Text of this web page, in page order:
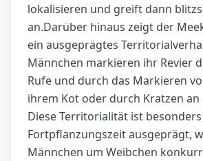
lokalisieren und greift dann
an.Darüber hinaus zeigt der
ein ausgeprägtes
Männchen markieren ihr Revier
Rufe und durch das Markieren
ihrem Kot oder durch Kratzen an
Diese Territorialität ist
Fortpflanzungszeit ausgeprägt,
Männchen um Weibchen